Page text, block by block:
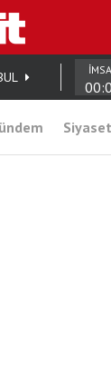
Siyaset